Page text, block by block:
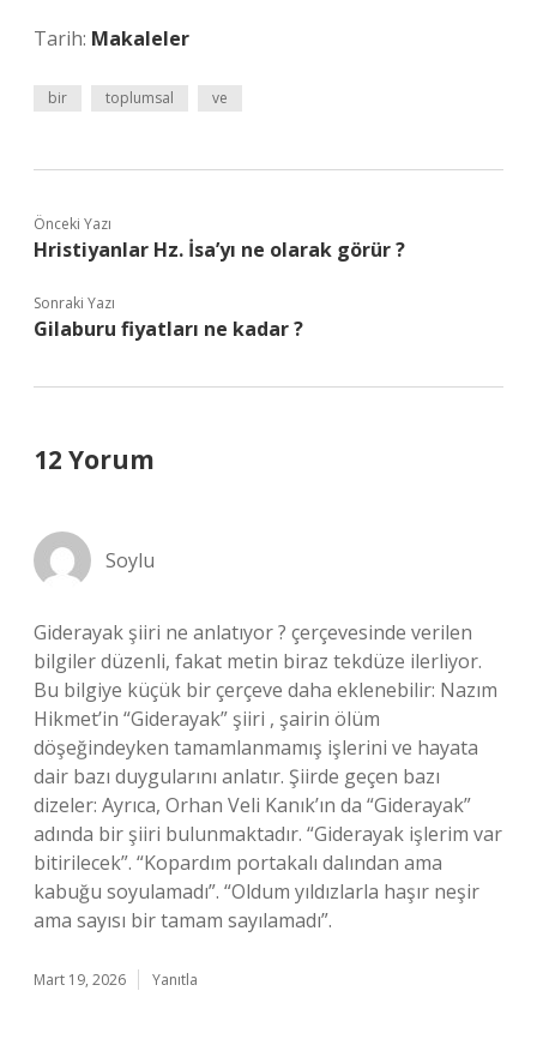
Tarih: Makaleler
bir toplumsal ve
Önceki Yazı
Hristiyanlar Hz. İsa’yı ne olarak görür ?
Sonraki Yazı
Gilaburu fiyatları ne kadar ?
12 Yorum
Soylu
Giderayak şiiri ne anlatıyor ? çerçevesinde verilen
bilgiler düzenli, fakat metin biraz tekdüze ilerliyor.
Bu bilgiye küçük bir çerçeve daha eklenebilir: Nazım
Hikmet’in “Giderayak” şiiri , şairin ölüm
döşeğindeyken tamamlanmamış işlerini ve hayata
dair bazı duygularını anlatır. Şiirde geçen bazı
dizeler: Ayrıca, Orhan Veli Kanık’ın da “Giderayak”
adında bir şiiri bulunmaktadır. “Giderayak işlerim var
bitirilecek”. “Kopardım portakalı dalından ama
kabuğu soyulamadı”. “Oldum yıldızlarla haşır neşir
ama sayısı bir tamam sayılamadı”.
Mart 19, 2026 Yanıtla